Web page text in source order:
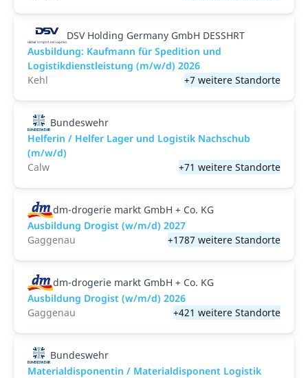
DSV Holding Germany GmbH DESSHRT
Ausbildung: Kaufmann für Spedition und
Logistikdienstleistung (m/w/d) 2026
Kehl
+7 weitere Standorte
Bundeswehr
Helferin / Helfer Lager und Logistik Nachschub
(m/w/d)
Calw
+71 weitere Standorte
dm-drogerie markt GmbH + Co. KG
Ausbildung Drogist (w/m/d) 2027
Gaggenau
+1787 weitere Standorte
dm-drogerie markt GmbH + Co. KG
Ausbildung Drogist (w/m/d) 2026
Gaggenau
+421 weitere Standorte
Bundeswehr
Materialdisponentin / Materialdisponent Logistik